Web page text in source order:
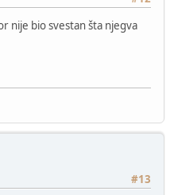
nije bio svestan šta njegva
#13